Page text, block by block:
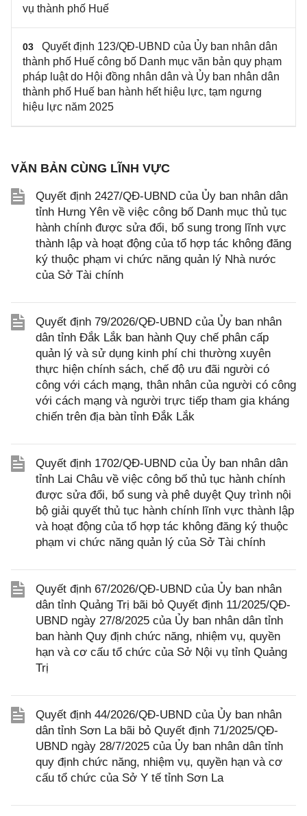
vụ thành phố Huế
03
Quyết định 123/QĐ-UBND của Ủy ban nhân dân
thành phố Huế công bố Danh mục văn bản quy phạm
pháp luật do Hội đồng nhân dân và Ủy ban nhân dân
thành phố Huế ban hành hết hiệu lực, tạm ngưng
hiệu lực năm 2025
VĂN BẢN CÙNG LĨNH VỰC
Quyết định 2427/QĐ-UBND của Ủy ban nhân dân
tỉnh Hưng Yên về việc công bố Danh mục thủ tục
hành chính được sửa đổi, bổ sung trong lĩnh vực
thành lập và hoạt động của tổ hợp tác không đăng
ký thuộc phạm vi chức năng quản lý Nhà nước
của Sở Tài chính
Quyết định 79/2026/QĐ-UBND của Ủy ban nhân
dân tỉnh Đắk Lắk ban hành Quy chế phân cấp
quản lý và sử dụng kinh phí chi thường xuyên
thực hiện chính sách, chế độ ưu đãi người có
công với cách mạng, thân nhân của người có công
với cách mạng và người trực tiếp tham gia kháng
chiến trên địa bàn tỉnh Đắk Lắk
Quyết định 1702/QĐ-UBND của Ủy ban nhân dân
tỉnh Lai Châu về việc công bố thủ tục hành chính
được sửa đổi, bổ sung và phê duyệt Quy trình nội
bộ giải quyết thủ tục hành chính lĩnh vực thành lập
và hoạt động của tổ hợp tác không đăng ký thuộc
phạm vi chức năng quản lý của Sở Tài chính
Quyết định 67/2026/QĐ-UBND của Ủy ban nhân
dân tỉnh Quảng Trị bãi bỏ Quyết định 11/2025/QĐ-
UBND ngày 27/8/2025 của Ủy ban nhân dân tỉnh
ban hành Quy định chức năng, nhiệm vụ, quyền
hạn và cơ cấu tổ chức của Sở Nội vụ tỉnh Quảng
Trị
Quyết định 44/2026/QĐ-UBND của Ủy ban nhân
dân tỉnh Sơn La bãi bỏ Quyết định 71/2025/QĐ-
UBND ngày 28/7/2025 của Ủy ban nhân dân tỉnh
quy định chức năng, nhiệm vụ, quyền hạn và cơ
cấu tổ chức của Sở Y tế tỉnh Sơn La